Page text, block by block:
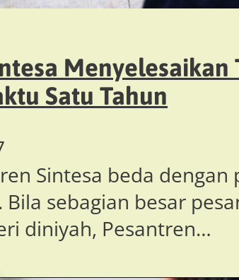
Menyelesaikan
Satu Tahun
Sintesa beda
sebagian besar
diniyah, Pesantren…